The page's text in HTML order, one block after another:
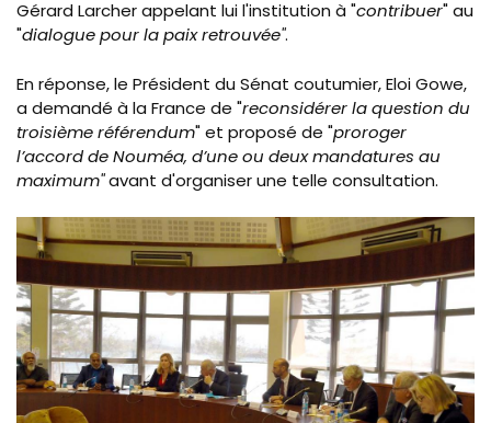
Gérard Larcher appelant lui l'institution à "contribuer" au
"dialogue pour la paix retrouvée".
En réponse, le Président du Sénat coutumier,EloiGowe,
a demandé à la France de "reconsidérer la question du
troisième référendum" et proposé de "proroger
l’accord de Nouméa, d’une ou deux mandatures au
maximum"avant d'organiser une telle consultation.
Image